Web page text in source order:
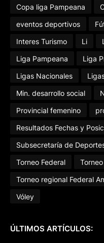
Copa liga Pampeana
eventos deportivos
Interes Turismo
Li
Liga Pampeana
Liga
Ligas Nacionales
Min. desarrollo social
Provincial femenino
Resultados Fechas y
Subsecretaría de
Torneo Federal
Torneo regional Federal
Vóley
ÚLTIMOS ARTÍCULOS: